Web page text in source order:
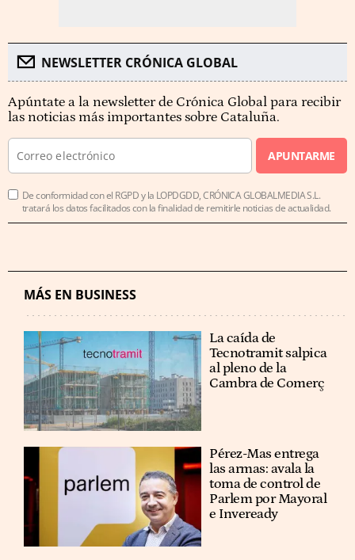
NEWSLETTER CRÓNICA GLOBAL
Apúntate a la newsletter de Crónica Global para recibir
las noticias más importantes sobre Cataluña.
APUNTARME
De conformidad con el RGPD y la LOPDGDD, CRÓNICA GLOBALMEDIA S.L.
tratará los datos facilitados con la finalidad de remitirle noticias de actualidad.
MÁS EN BUSINESS
La caída de
Tecnotramit salpica
al pleno de la
Cambra de Comerç
Pérez-Mas entrega
las armas: avala la
toma de control de
Parlem por Mayoral
e Inveready